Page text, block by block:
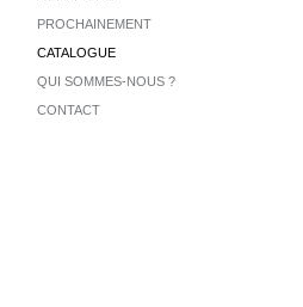
PROCHAINEMENT
CATALOGUE
QUI SOMMES-NOUS ?
CONTACT